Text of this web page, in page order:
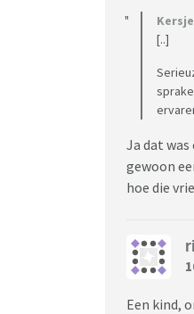
[..]
Ja dat
gewoon
hoe die
Een kind,